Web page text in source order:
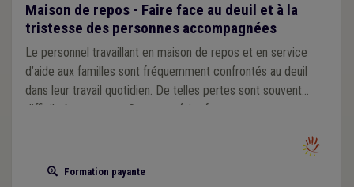
Maison de repos - Faire face au deuil et à la
tristesse des personnes accompagnées
Le personnel travaillant en maison de repos et en service
d’aide aux familles sont fréquemment confrontés au deuil
dans leur travail quotidien. De telles pertes sont souvent
difficile à surmonter. Comment faire face en tant que
Formation payante